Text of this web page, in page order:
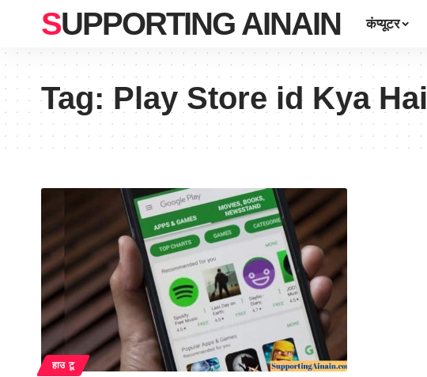
SUPPORTING AINAIN कंप्यूटर
Tag:Play Store id Kya Hai
हाउ टू